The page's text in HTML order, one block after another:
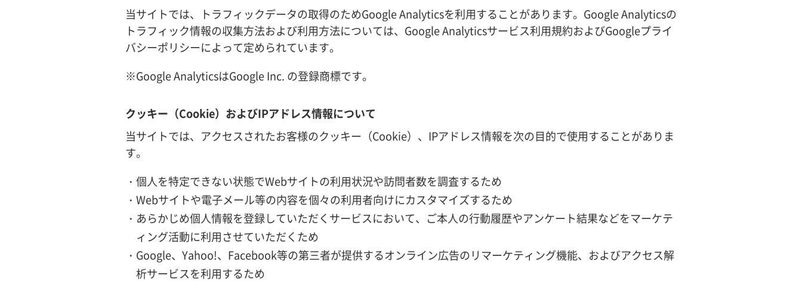
当サイトでは、トラフィックデータの取得のためGoogle Analyticsを利用することがあります。Google Analyticsの
トラフィック情報の収集方法および利用方法については、Google Analyticsサービス利用規約およびGoogleプライ
バシーポリシーによって定められています。
※Google AnalyticsはGoogle Inc. の登録商標です。
クッキー（Cookie）およびIPアドレス情報について
当サイトでは、アクセスされたお客様のクッキー（Cookie）、IPアドレス情報を次の目的で使用することがありま
す。
・個人を特定できない状態でWebサイトの利用状況や訪問者数を調査するため
・Webサイトや電子メール等の内容を個々の利用者向けにカスタマイズするため
・あらかじめ個人情報を登録していただくサービスにおいて、ご本人の行動履歴やアンケート結果などをマーケテ
ィング活動に利用させていただくため
・Google、Yahoo!、Facebook等の第三者が提供するオンライン広告のリマーケティング機能、およびアクセス解
析サービスを利用するため